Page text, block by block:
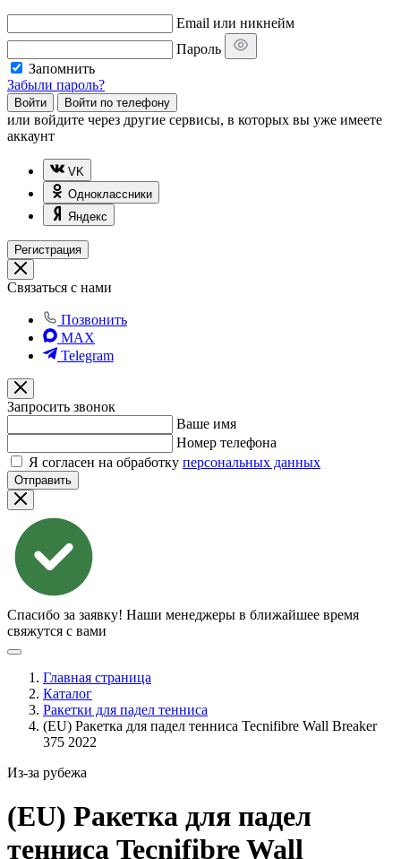
Email или никнейм
Пароль
Запомнить
Забыли пароль?
Войти Войти по телефону
или войдите через другие сервисы, в которых вы уже имеете
аккаунт
VK
Одноклассники
Яндекс
Регистрация
Связаться с нами
Позвонить
MAX
Telegram
Запросить звонок
Ваше имя
Номер телефона
Я согласен на обработку персональных данных
Отправить
Спасибо за заявку! Наши менеджеры в ближайшее время
свяжутся с вами
Главная страница
Каталог
Ракетки для падел тенниса
(EU) Ракетка для падел тенниса Tecnifibre Wall Breaker
375 2022
Из-за рубежа
(EU) Ракетка для падел
тенниса Tecnifibre Wall